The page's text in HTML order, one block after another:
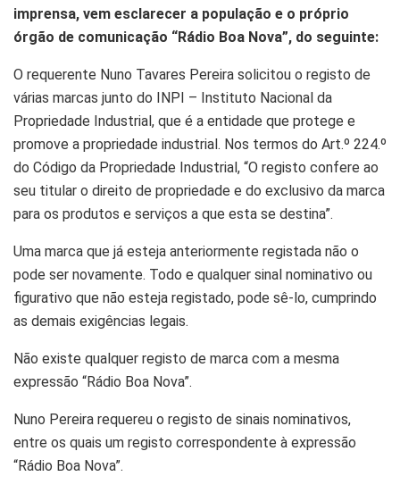
imprensa, vem esclarecer a população e o próprio
órgão de comunicação “Rádio Boa Nova”, do seguinte:
O requerente Nuno Tavares Pereira solicitou o registo de
várias marcas junto do INPI – Instituto Nacional da
Propriedade Industrial, que é a entidade que protege e
promove a propriedade industrial. Nos termos do Art.º 224.º
do Código da Propriedade Industrial, “O registo confere ao
seu titular o direito de propriedade e do exclusivo da marca
para os produtos e serviços a que esta se destina”.
Uma marca que já esteja anteriormente registada não o
pode ser novamente. Todo e qualquer sinal nominativo ou
figurativo que não esteja registado, pode sê-lo, cumprindo
as demais exigências legais.
Não existe qualquer registo de marca com a mesma
expressão “Rádio Boa Nova”.
Nuno Pereira requereu o registo de sinais nominativos,
entre os quais um registo correspondente à expressão
“Rádio Boa Nova”.